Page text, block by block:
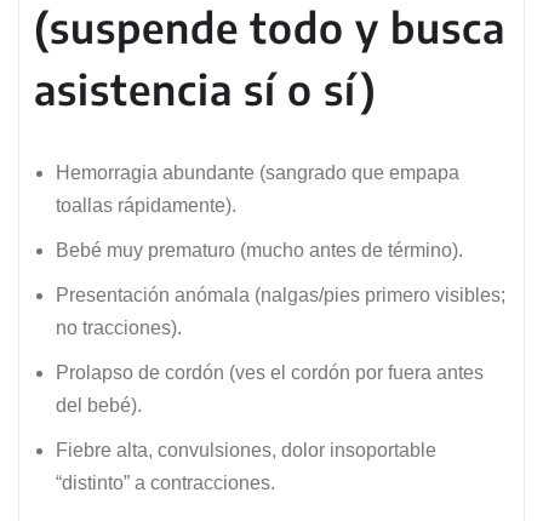
(suspende todo y busca
asistencia sí o sí)
Hemorragia abundante (sangrado que empapa
toallas rápidamente).
Bebé muy prematuro (mucho antes de término).
Presentación anómala (nalgas/pies primero visibles;
no tracciones).
Prolapso de cordón (ves el cordón por fuera antes
del bebé).
Fiebre alta, convulsiones, dolor insoportable
“distinto” a contracciones.